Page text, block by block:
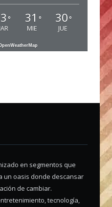
° 31 °
MIE
30 °
JUE
en segmentos que
un oasis donde descansar
de cambiar.
tecnología,